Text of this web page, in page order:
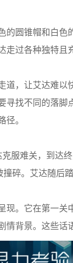
圆锥帽和白
过各种独特
，让艾达难
找不同的落
径。
服难关，到达
碎。艾达随后
。它在第一
背景。这些